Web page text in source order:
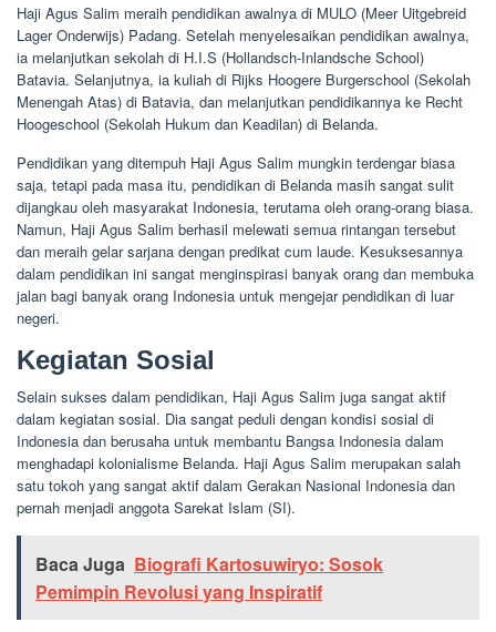
Haji Agus Salim meraih pendidikan awalnya di MULO (Meer Uitgebreid
Lager Onderwijs) Padang. Setelah menyelesaikan pendidikan awalnya,
ia melanjutkan sekolah di H.I.S (Hollandsch-Inlandsche School)
Batavia. Selanjutnya, ia kuliah di Rijks Hoogere Burgerschool (Sekolah
Menengah Atas) di Batavia, dan melanjutkan pendidikannya ke Recht
Hoogeschool (Sekolah Hukum dan Keadilan) di Belanda.
Pendidikan yang ditempuh Haji Agus Salim mungkin terdengar biasa
saja, tetapi pada masa itu, pendidikan di Belanda masih sangat sulit
dijangkau oleh masyarakat Indonesia, terutama oleh orang-orang biasa.
Namun, Haji Agus Salim berhasil melewati semua rintangan tersebut
dan meraih gelar sarjana dengan predikat cum laude. Kesuksesannya
dalam pendidikan ini sangat menginspirasi banyak orang dan membuka
jalan bagi banyak orang Indonesia untuk mengejar pendidikan di luar
negeri.
Kegiatan Sosial
Selain sukses dalam pendidikan, Haji Agus Salim juga sangat aktif
dalam kegiatan sosial. Dia sangat peduli dengan kondisi sosial di
Indonesia dan berusaha untuk membantu Bangsa Indonesia dalam
menghadapi kolonialisme Belanda. Haji Agus Salim merupakan salah
satu tokoh yang sangat aktif dalam Gerakan Nasional Indonesia dan
pernah menjadi anggota Sarekat Islam (SI).
Baca Juga Biografi Kartosuwiryo: Sosok
Pemimpin Revolusi yang Inspiratif